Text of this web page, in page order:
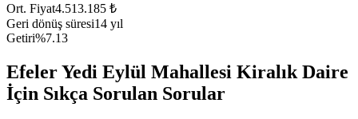
Ort. Fiyat4.513.185 ₺
Geri dönüş süresi14 yıl
Getiri%7.13
Efeler Yedi Eylül Mahallesi Kiralık Daire
İçin Sıkça Sorulan Sorular